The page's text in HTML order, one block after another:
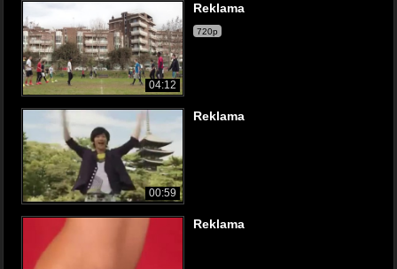
04:12
Reklama
720p
00:59
Reklama
Reklama